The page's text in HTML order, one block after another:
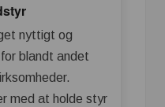
nyttigt og
blandt andet
med at holde styr